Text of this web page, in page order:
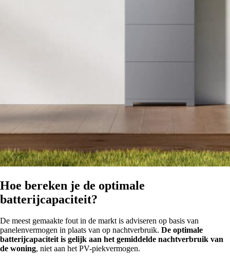
Hoe bereken je de optimale
batterijcapaciteit?
De meest gemaakte fout in de markt is adviseren op basis van
panelenvermogen in plaats van op nachtverbruik. De optimale
batterijcapaciteit is gelijk aan het gemiddelde nachtverbruik van
de woning, niet aan het PV-piekvermogen.